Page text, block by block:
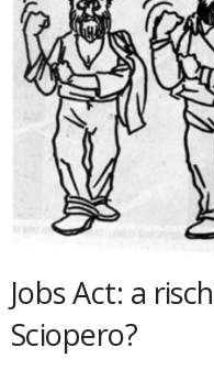
Jobs Act: a
Sciopero?